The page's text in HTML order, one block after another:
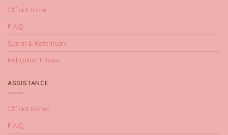
Official Store
F.A.Q
Syarat & Ketentuan
Kebijakan Privasi
ASSISTANCE
Official Stores
F.A.Q